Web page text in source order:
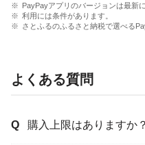
PayPayアプリのバージョンは最新
利用には条件があります。
さとふるのふるさと納税で選べる
よくある質問
購入上限はありますか？